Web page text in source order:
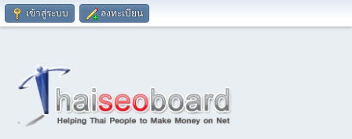
เข้าสู่ระบบ ลงทะเบียน